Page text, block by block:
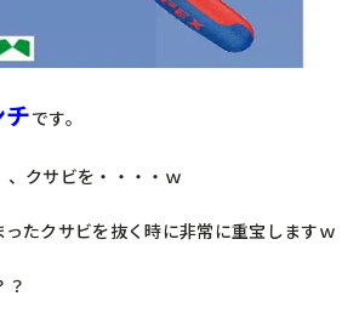
です。
、クサビを・・・・ｗ
たクサビを抜く時に非常に重宝しますｗ
？